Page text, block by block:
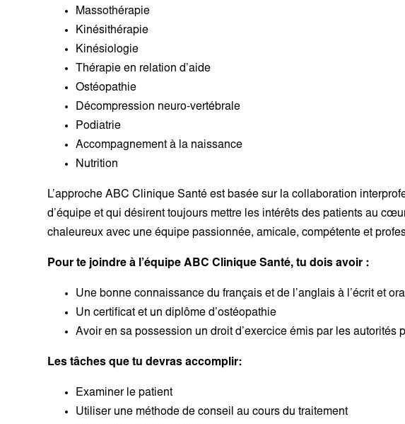
Massothérapie
Kinésithérapie
Kinésiologie
Thérapie en relation d’aide
Ostéopathie
Décompression neuro-vertébrale
Podiatrie
Accompagnement à la naissance
Nutrition
L’approche ABC Clinique Santé est basée sur lacollaboration
d’équipe et qui désirent toujours mettre les intérêts des patients au
chaleureux avec une équipe passionnée, amicale, compétente et
Pour te joindre à l’équipe ABC Clinique Santé, tu dois avoir :
Une bonne connaissance du français et de l’anglais à l’écrit et
Un certificat et un diplôme d’ostéopathie
Avoir en sa possession un droit d’exercice émis par les autorités
Les tâches que tu devras accomplir:
Examiner le patient
Utiliser une méthode de conseil au cours du traitement